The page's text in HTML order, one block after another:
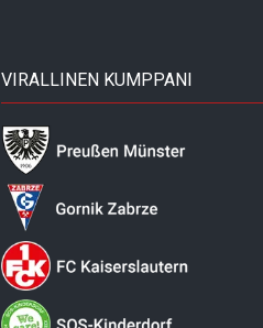
VIRALLINEN KUMPPANI